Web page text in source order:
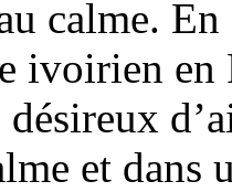
calme.
ivoirien en
et dans